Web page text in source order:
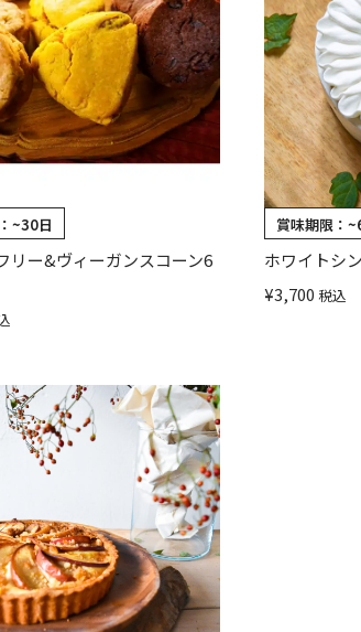
~30日
リー&ヴィーガンスコーン6
賞味期限：
ホワイトシ
¥3,700 税込